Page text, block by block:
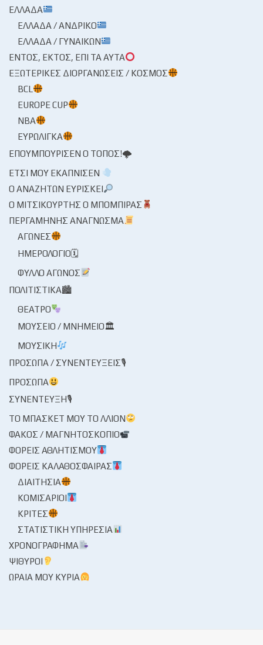
ΕΛΛΆΔΑ
ΕΛΛΆΔΑ / ΑΝΔΡΙΚΌ
ΕΛΛΆΔΑ / ΓΥΝΑΙΚΏΝ
ΕΝΤΌΣ, ΕΚΤΌΣ, ΕΠΊ ΤΑ ΑΥΤΆ
ΕΞΩΤΕΡΙΚΈΣ ΔΙΟΡΓΑΝΏΣΕΙΣ / ΚΌΣΜΟΣ
BCL
EUROPE CUP
NBA
ΕΥΡΩΛΊΓΚΑ
ΕΠΟΥΜΠΟΎΡΙΣΕΝ Ο ΤΌΠΟΣ!🌩
ΈΤΣΙ ΜΟΥ ΕΚΆΠΝΙΣΕΝ
Ο ΑΝΑΖΗΤΏΝ ΕΥΡΊΣΚΕΙ
Ο ΜΙΤΣΙΚΟΥΡΤΉΣ Ο ΜΠΌΜΠΙΡΑΣ
ΠΕΡΓΑΜΗΝΉΣ ΑΝΆΓΝΩΣΜΑ
ΑΓΏΝΕΣ
ΗΜΕΡΟΛΌΓΙΟ🗓
ΦΎΛΛΟ ΑΓΏΝΟΣ
ΠΟΛΙΤΙΣΤΙΚΆ🏙
ΘΈΑΤΡΟ
ΜΟΥΣΕΊΟ / ΜΝΗΜΕΊΟ🏛
ΜΟΥΣΙΚΉ
ΠΡΌΣΩΠΑ / ΣΥΝΕΝΤΕΎΞΕΙΣ🎙
ΠΡΌΣΩΠΑ
ΣΥΝΈΝΤΕΥΞΗ🎙
ΤΟ ΜΠΆΣΚΕΤ ΜΟΥ ΤΟ ΛΛΊΟΝ
ΦΑΚΌΣ / ΜΑΓΝΗΤΟΣΚΌΠΙΟ
ΦΟΡΕΊΣ ΑΘΛΗΤΙΣΜΟΎ
ΦΟΡΕΊΣ ΚΑΛΑΘΌΣΦΑΙΡΑΣ
ΔΙΑΙΤΗΣΊΑ
ΚΟΜΙΣΆΡΙΟΙ
ΚΡΙΤΈΣ
ΣΤΑΤΙΣΤΙΚΉ ΥΠΗΡΕΣΊΑ
ΧΡΟΝΟΓΡΆΦΗΜΑ
ΨΊΘΥΡΟΙ
ΩΡΑΊΑ ΜΟΥ ΚΥΡΊΑ